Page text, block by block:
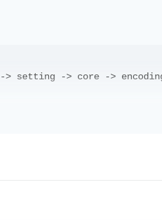
setting -> core ->